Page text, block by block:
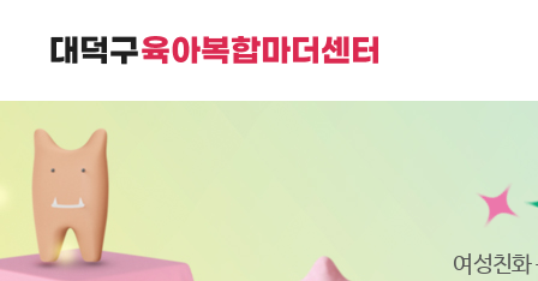
대덕구육아복합마더센터는
여성친화